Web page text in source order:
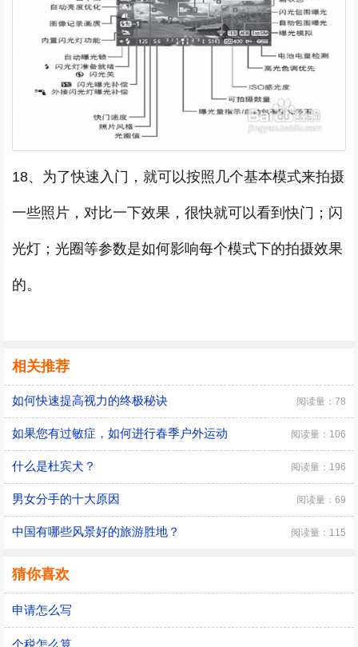
18、为了快速入门，就可以按照几个基本模式来拍摄
一些照片，对比一下效果，很快就可以看到快门；闪
光灯；光圈等参数是如何影响每个模式下的拍摄效果
的。
相关推荐
如何快速提高视力的终极秘诀 阅读量：78
如果您有过敏症，如何进行春季户外运动 阅读量：106
什么是杜宾犬？ 阅读量：196
男女分手的十大原因 阅读量：69
中国有哪些风景好的旅游胜地？ 阅读量：115
猜你喜欢
申请怎么写